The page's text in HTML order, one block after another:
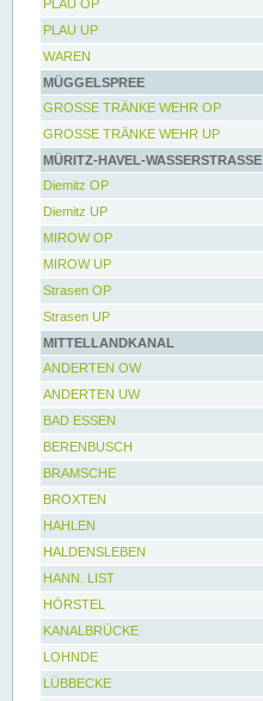
PLAU OP
PLAU UP
WAREN
MÜGGELSPREE
GROSSE TRÄNKE WEHR OP
GROSSE TRÄNKE WEHR UP
MÜRITZ-HAVEL-WASSERSTRASSE
Diemitz OP
Diemitz UP
MIROW OP
MIROW UP
Strasen OP
Strasen UP
MITTELLANDKANAL
ANDERTEN OW
ANDERTEN UW
BAD ESSEN
BERENBUSCH
BRAMSCHE
BROXTEN
HAHLEN
HALDENSLEBEN
HANN. LIST
HÖRSTEL
KANALBRÜCKE
LOHNDE
LÜBBECKE